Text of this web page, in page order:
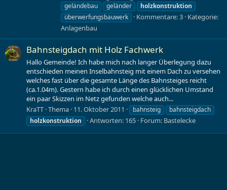
geländebau geländer
holzkonstruktion
überwerfungsbauwerk
Kommentare: 3 Kategorie:
Anlagenbau
Bahnsteigdach mit Holz Fachwerk
Hallo Gemeinde! Ich habe mich nach langer Überlegung dazu
entschieden meinen Inselbahnsteig mit einem Dach zu versehen
welches fast über die gesamte Länge des Bahnsteiges reicht
(ca.1.04m). Gestern habe ich durch einen glücklichen Umstand
ein paar Skizzen im Netz gefunden welche auch...
KraTT Thema 11. Oktober 2011 bahnsteig
bahnsteigdach
holzkonstruktion
Antworten: 165 Forum: Bastelecke